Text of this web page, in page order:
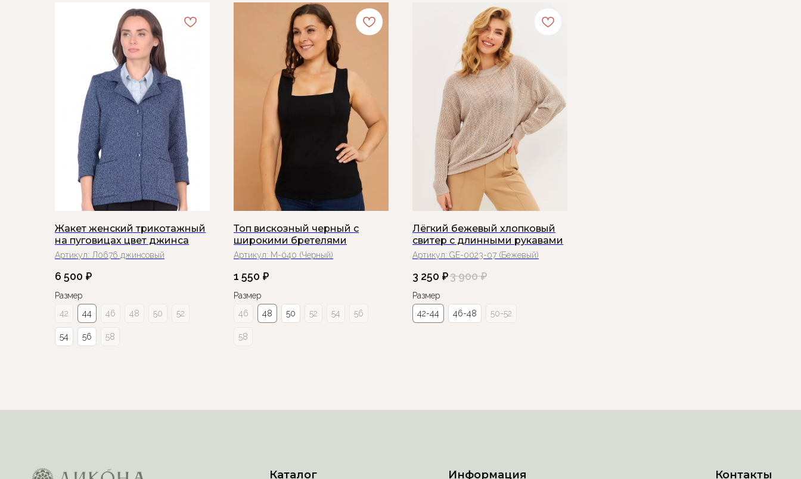
Жакет женский трикотажный
на пуговицах цвет джинса
Артикул: Л0676 джинсовый
6 500 ₽
Размер
42
44 46 48 50 52
54 56 58
Топ вискозный черный с
широкими бретелями
Артикул: М-040 (Черный)
1 550 ₽
Размер
46
48 50 52 54 56
58
Лёгкий бежевый хлопковый
свитер с длинными рукавами
Артикул: GE-0023-07 (Бежевый)
3 250 ₽3 900 ₽
Размер
42-44
46-48 50-52
Каталог Информация Контакты